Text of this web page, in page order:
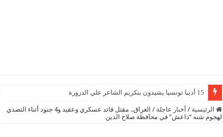
15 أديبا تونسيا يشيدون بتكريم الشاعر علي الدرورة
الرئيسية / أخبار عاجلة /
العراق.. مقتل قائد عسكري وعقيد و4 جنود أثناء التصدي
لهجوم شنه “داعش” في محافظة صلاح الدين